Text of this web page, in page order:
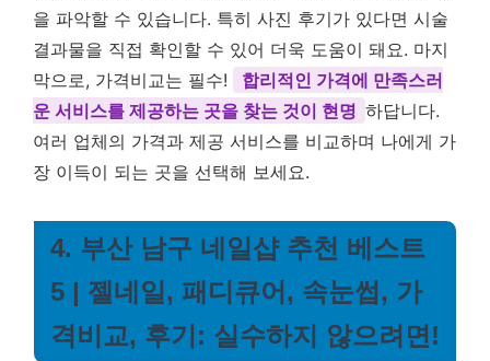
을 파악할 수 있습니다. 특히 사진 후기가 있다면 시술
결과물을 직접 확인할 수 있어 더욱 도움이 돼요. 마지
막으로, 가격비교는 필수!
합리적인 가격에 만족스러
운 서비스를 제공하는 곳을 찾는 것이 현명 하답니다.
여러 업체의 가격과 제공 서비스를 비교하며 나에게 가
장 이득이 되는 곳을 선택해 보세요.
4. 부산 남구 네일샵 추천 베스트
5 | 젤네일, 패디큐어, 속눈썹, 가
격비교, 후기: 실수하지 않으려면!